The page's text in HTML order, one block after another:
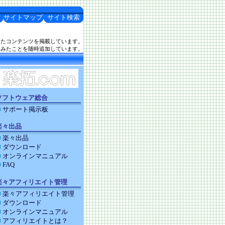
サイトマップ サイト検索
コンテンツを掲載しています。
たことを随時追加しています。
フトウェア総合
サポート掲示板
々出品
楽々出品
ダウンロード
オンラインマニュアル
FAQ
々アフィリエイト管理
楽々アフィリエイト管理
ダウンロード
オンラインマニュアル
アフィリエイトとは？